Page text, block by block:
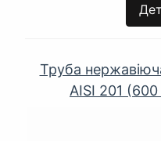
Труба
AISI 201